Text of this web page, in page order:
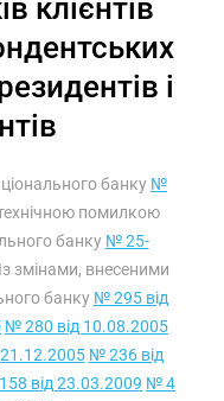
клієнтів
і
банку №
помилкою
банку № 25-
змінами, внесеними
банку № 295 від
№ 280 від 10.08.2005
№ 236 від
від 23.03.2009 № 4